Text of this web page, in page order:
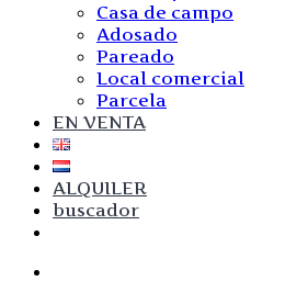
Casa de campo
Adosado
Pareado
Local comercial
Parcela
EN VENTA
ALQUILER
buscador